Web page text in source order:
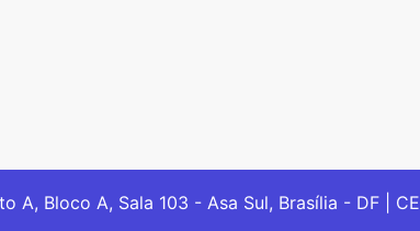
A, Bloco A, Sala 103 - Asa Sul, Brasília - DF |